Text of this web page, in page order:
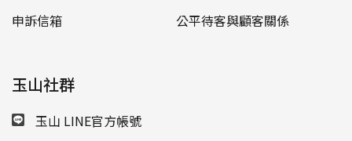
申訴信箱
公平待客與顧客關係
玉山社群
玉山 LINE官方帳號